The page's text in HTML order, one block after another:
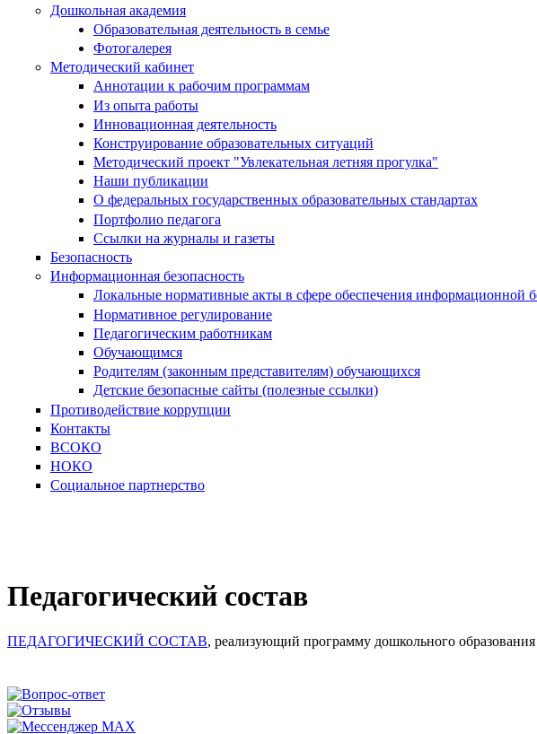
Дошкольная академия
Образовательная деятельность в семье
Фотогалерея
Методический кабинет
Аннотации к рабочим программам
Из опыта работы
Инновационная деятельность
Конструирование образовательных ситуаций
Методический проект "Увлекательная летняя прогулка"
Наши публикации
О федеральных государственных образовательных стандартах
Портфолио педагога
Ссылки на журналы и газеты
Безопасность
Информационная безопасность
Локальные нормативные акты в сфере обеспечения информационной
Нормативное регулирование
Педагогическим работникам
Обучающимся
Родителям (законным представителям) обучающихся
Детские безопасные сайты (полезные ссылки)
Противодействие коррупции
Контакты
ВСОКО
НОКО
Социальное партнерство
Педагогический состав
ПЕДАГОГИЧЕСКИЙ СОСТАВ, реализующий программу дошкольного образования